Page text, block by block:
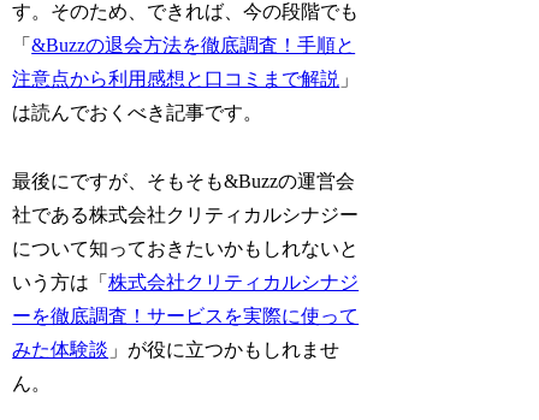
す。そのため、できれば、今の段階でも
「&Buzzの退会方法を徹底調査！手順と
注意点から利用感想と口コミまで解説 」
は読んでおくべき記事です。
最後にですが、そもそも&Buzzの運営会
社である株式会社クリティカルシナジー
について知っておきたいかもしれないと
いう方は「株式会社クリティカルシナジ
ーを徹底調査！サービスを実際に使って
みた体験談 」が役に立つかもしれませ
ん。